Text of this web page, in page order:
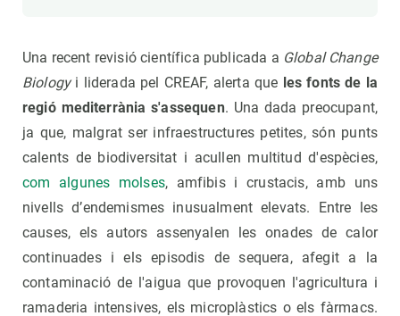
Una recent revisió científica publicada a Global Change
Biologyi liderada pel CREAF, alerta que les fonts de la
regió mediterrània s'assequen. Una dada preocupant,
ja que, malgrat ser infraestructures petites, són punts
calents de biodiversitat i acullen multitud d'espècies,
com algunes molses, amfibis i crustacis, amb uns
nivells d’endemismes inusualment elevats. Entre les
causes, els autors assenyalen les onades de calor
continuades i els episodis de sequera, afegit a la
contaminació de l'aigua que provoquen l'agricultura i
ramaderia intensives, els microplàstics o els fàrmacs.